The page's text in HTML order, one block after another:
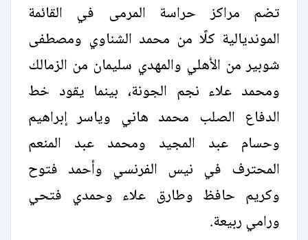
تضم مراكز حراسة المرمى في القائمة
المونديالية كلًا من محمد الشناوي ومصطفى
شوبير من الأهلي والمهدي سليمان من الزمالك
ومحمد علاء نجم الجونة، بينما يقود خط
الدفاع الصلب محمد هاني وياسر إبراهيم
وحسام عبد المجيد ومحمد عبد المنعم
المحترف في نيس الفرنسي وأحمد فتوح
وكريم حافظ وطارق علاء وحمدي فتحي
ورامي ربيعة.